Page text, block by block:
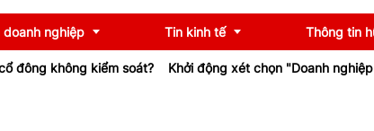
doanh nghiệp Tin kinh tế Thông tin
không kiểm soát? Khởi động xét chọn "Doanh nghiệp đạt